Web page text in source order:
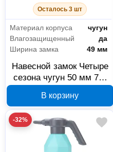
Осталось 3 шт
Материал корпуса
чугун
Влагозащищенный
да
Ширина замка
49 мм
Навесной замок Четыре
сезона чугун 50 мм 79-
В корзину
-32%